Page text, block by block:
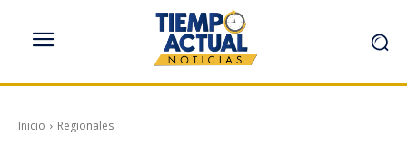
Inicio Regionales